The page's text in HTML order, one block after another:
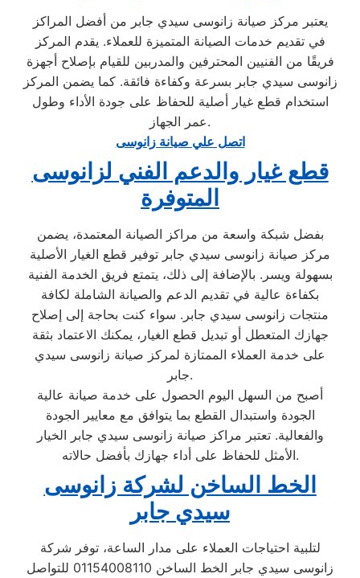
يعتبر مركز صيانة زانوسى سيدي جابر من أفضل المراكز
في تقديم خدمات الصيانة المتميزة للعملاء. يقدم المركز
فريقًا من الفنيين المحترفين والمدربين للقيام بإصلاح أجهزة
زانوسى سيدي جابر بسرعة وكفاءة فائقة. كما يضمن المركز
استخدام قطع غيار أصلية للحفاظ على جودة الأداء وطول
عمر الجهاز.
اتصل علي صيانة زانوسى
قطع غيار والدعم الفني لزانوسى
المتوفرة
بفضل شبكة واسعة من مراكز الصيانة المعتمدة، يضمن
مركز صيانة زانوسى سيدي جابر توفير قطع الغيار الأصلية
بسهولة ويسر. بالإضافة إلى ذلك، يتمتع فريق الخدمة الفنية
بكفاءة عالية في تقديم الدعم والصيانة الشاملة لكافة
منتجات زانوسى سيدي جابر. سواء كنت بحاجة إلى إصلاح
جهازك المتعطل أو تبديل قطع الغيار، يمكنك الاعتماد بثقة
على خدمة العملاء الممتازة لمركز صيانة زانوسى سيدي
جابر.
أصبح من السهل اليوم الحصول على خدمة صيانة عالية
الجودة واستبدال القطع بما يتوافق مع معايير الجودة
والفعالية. تعتبر مراكز صيانة زانوسى سيدي جابر الخيار
الأمثل للحفاظ على أداء جهازك بأفضل حالاته.
الخط الساخن لشركة زانوسى
سيدي جابر
لتلبية احتياجات العملاء على مدار الساعة، توفر شركة
زانوسى سيدي جابر الخط الساخن 01154008110 للتواصل